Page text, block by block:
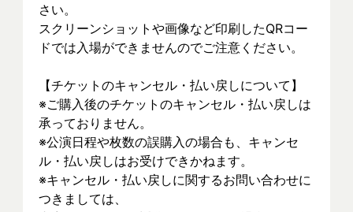
さい。
スクリーンショットや画像など印刷したQRコー
ドでは入場ができませんのでご注意ください。
【チケットのキャンセル・払い戻しについて】
※ご購入後のチケットのキャンセル・払い戻しは
承っておりません。
※公演日程や枚数の誤購入の場合も、キャンセ
ル・払い戻しはお受けできかねます。
※キャンセル・払い戻しに関するお問い合わせに
つきましては、